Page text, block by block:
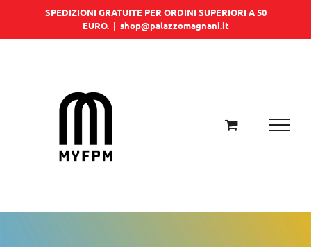
SPEDIZIONI GRATUITE PER ORDINI SUPERIORI A 50
EURO. | shop@palazzomagnani.it